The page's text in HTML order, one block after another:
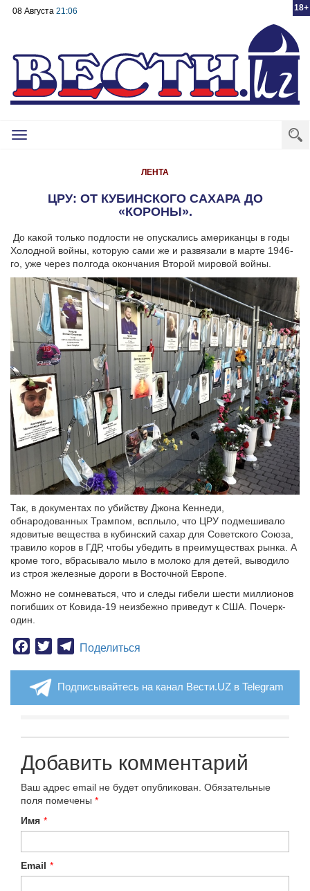
18+
08 Августа 21:06
Toggle
ЛЕНТА
ЦРУ: ОТ КУБИНСКОГО САХАРА ДО
«КОРОНЫ».
До какой только подлости не опускались американцы в годы
Холодной войны, которую сами же и развязали в марте 1946-
го, уже через полгода окончания Второй мировой войны.
Так, в документах по убийству Джона Кеннеди,
обнародованных Трампом, всплыло, что ЦРУ подмешивало
ядовитые вещества в кубинский сахар для Советского Союза,
травило коров в ГДР, чтобы убедить в преимуществах рынка. А
кроме того, вбрасывало мыло в молоко для детей, выводило
из строя железные дороги в Восточной Европе.
Можно не сомневаться, что и следы гибели шести миллионов
погибших от Ковида-19 неизбежно приведут к США. Почерк-
один.
Facebook
TwitterTelegram
Поделиться
Подписывайтесь на канал Вести.UZ в Telegram
Добавить комментарий
Ваш адрес email не будет опубликован. Обязательные
поля помечены *
Имя *
Email *